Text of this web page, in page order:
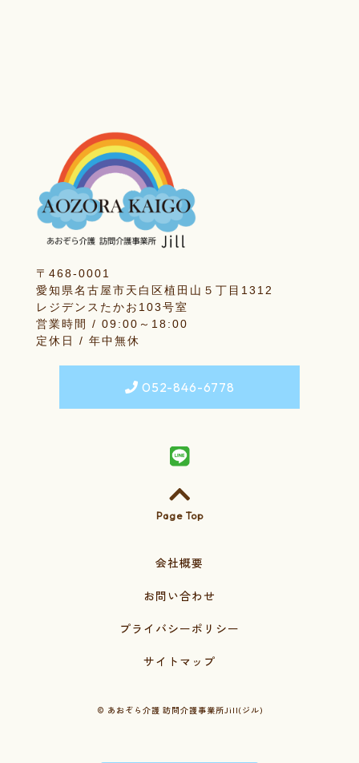
〒468-0001
愛知県名古屋市天白区植田山５丁目1312
レジデンスたかお103号室
営業時間 / 09:00～18:00
定休日 / 年中無休
052-846-6778
Page Top
会社概要
お問い合わせ
プライバシーポリシー
サイトマップ
© あおぞら介護 訪問介護事業所Jill(ジル)